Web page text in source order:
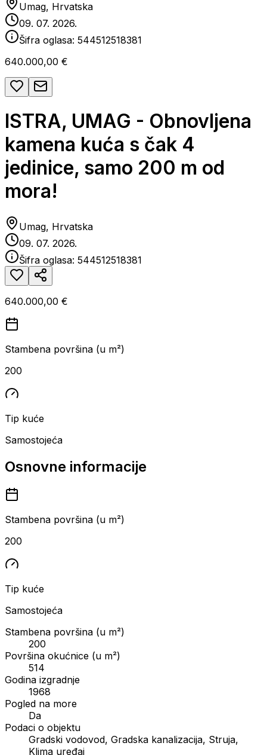
Umag, Hrvatska
09. 07. 2026.
Šifra oglasa: 544512518381
640.000,00 €
ISTRA, UMAG - Obnovljena
kamena kuća s čak 4
jedinice, samo 200 m od
mora!
Umag, Hrvatska
09. 07. 2026.
Šifra oglasa: 544512518381
640.000,00 €
Stambena površina (u m²)
200
Tip kuće
Samostojeća
Osnovne informacije
Stambena površina (u m²)
200
Tip kuće
Samostojeća
Stambena površina (u m²)
200
Površina okućnice (u m²)
514
Godina izgradnje
1968
Pogled na more
Da
Podaci o objektu
Gradski vodovod, Gradska kanalizacija, Struja,
Klima uređaj